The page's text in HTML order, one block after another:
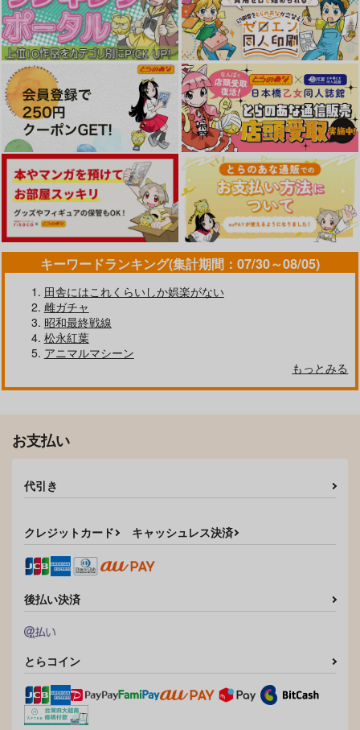
キーワードランキング(集計期間：07/30～08/05)
田舎にはこれくらいしか娯楽がない
雌ガチャ
昭和最終戦線
松永紅葉
アニマルマシーン
もっとみる
お支払い
代引き
クレジットカード キャッシュレス決済
後払い決済
とらコイン